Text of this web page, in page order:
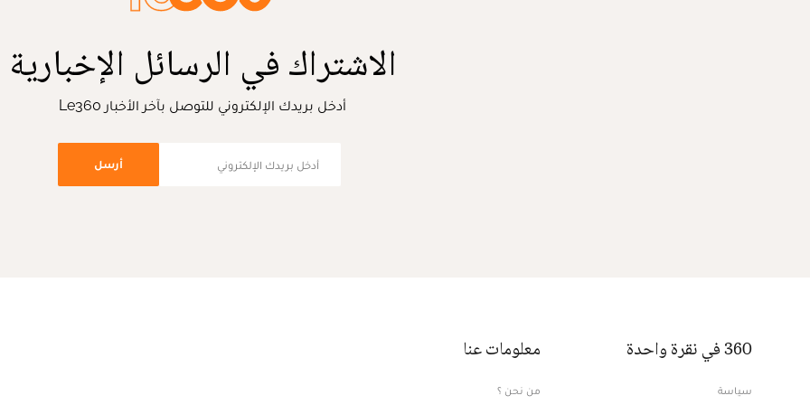
الاشتراك في الرسائل الإخبارية
أدخل بريدك الإلكتروني للتوصل بآخر الأخبار Le360
أرسل
360 في نقرة واحدة
سياسة
معلومات عنا
من نحن ؟